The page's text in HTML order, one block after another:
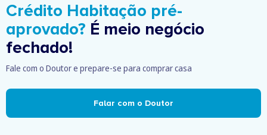
Crédito Habitação pré-
aprovado? É meio negócio
fechado!
Fale com o Doutor e prepare-se para comprar casa
Falar com o Doutor